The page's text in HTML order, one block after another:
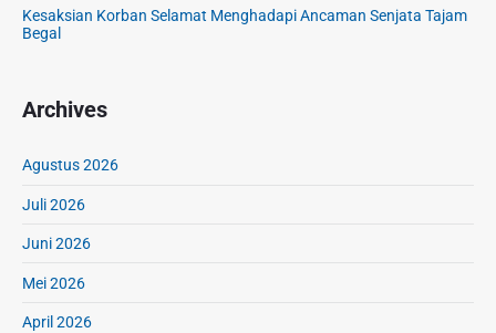
Kesaksian Korban Selamat Menghadapi Ancaman Senjata Tajam
Begal
Archives
Agustus 2026
Juli 2026
Juni 2026
Mei 2026
April 2026